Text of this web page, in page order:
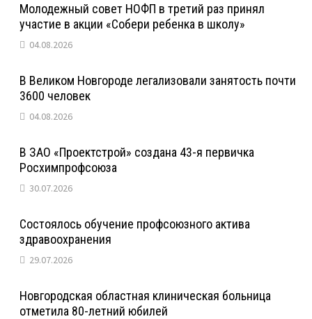
Молодежный совет НОФП в третий раз принял
участие в акции «Собери ребенка в школу»
04.08.2026
В Великом Новгороде легализовали занятость почти
3600 человек
04.08.2026
В ЗАО «Проектстрой» создана 43-я первичка
Росхимпрофсоюза
30.07.2026
Состоялось обучение профсоюзного актива
здравоохранения
29.07.2026
Новгородская областная клиническая больница
отметила 80-летний юбилей